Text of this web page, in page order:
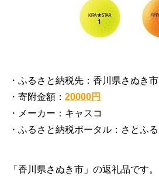
・ふるさと納税先：香川県さぬき市
・寄附金額： 20000円
・メーカー：キャスコ
・ふるさと納税ポータル：さとふる
「香川県さぬき市」の返礼品です。